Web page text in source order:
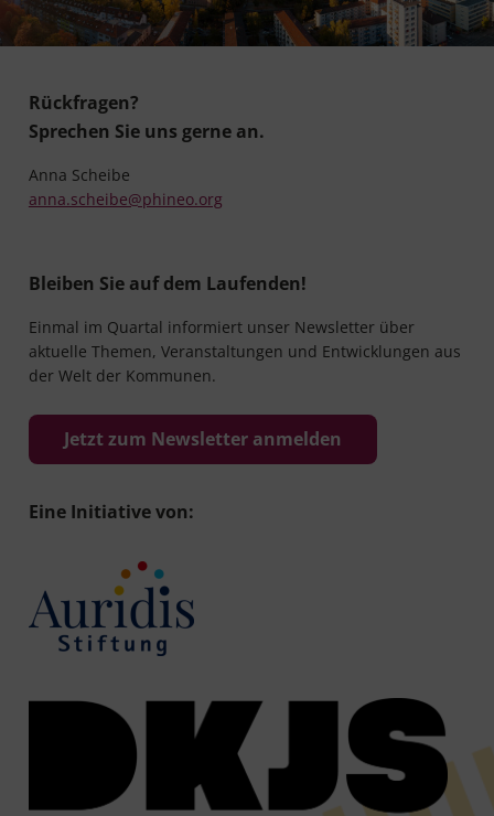
Rückfragen?
Sprechen Sie uns gerne an.
Anna Scheibe
anna.scheibe@phineo.org
Bleiben Sie auf dem Laufenden!
Einmal im Quartal informiert unser Newsletter über
aktuelle Themen, Veranstaltungen und Entwicklungen aus
der Welt der Kommunen.
Jetzt zum Newsletter anmelden
Eine Initiative von: